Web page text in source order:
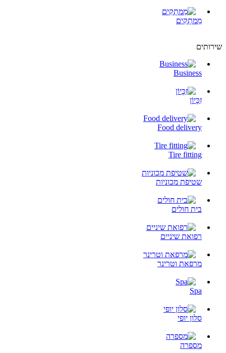
מַמתָקִים
שירותים
Business
זִכָּיוֹן
Food delivery
Tire fitting
שטיפת מכוניות
בית חולים
רפואת שיניים
מרפאת וטרינר
Spa
סלון יופי
מספרה